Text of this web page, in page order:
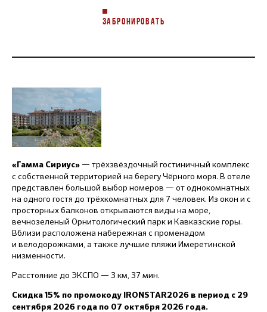
ЗАБРОНИРОВАТЬ
«Гамма Сириус» — трёхзвёздочный гостиничный комплекс
с собственной территорией на берегу Чёрного моря. В отеле
представлен большой выбор номеров — от однокомнатных
на одного гостя до трёхкомнатных для 7 человек. Из окон и с
просторных балконов открываются виды на море,
вечнозеленый Орнитологический парк и Кавказские горы.
Вблизи расположена набережная с променадом
и велодорожками, а также лучшие пляжи Имеретинской
низменности.
Расстояние до ЭКСПО — 3 км, 37 мин.
Скидка 15% по промокоду IRONSTAR2026 в период с 29
сентября 2026 года по 07 октября 2026 года.